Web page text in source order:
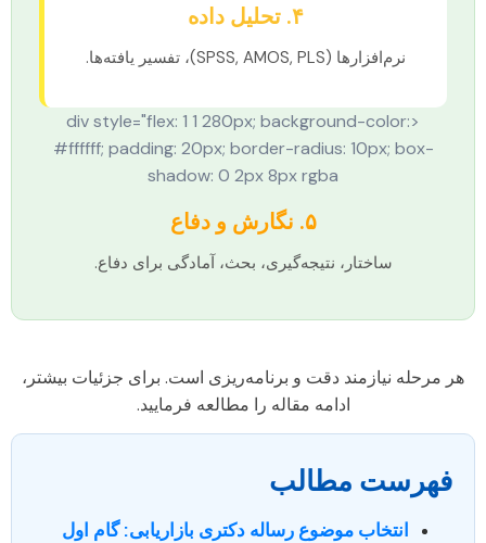
۴. تحلیل داده
نرم‌افزارها (SPSS, AMOS, PLS)، تفسیر یافته‌ها.
<div style="flex: 1 1 280px; background-color:
#ffffff; padding: 20px; border-radius: 10px; box-
shadow: 0 2px 8px rgba
۵. نگارش و دفاع
ساختار، نتیجه‌گیری، بحث، آمادگی برای دفاع.
هر مرحله نیازمند دقت و برنامه‌ریزی است. برای جزئیات بیشتر،
ادامه مقاله را مطالعه فرمایید.
فهرست مطالب
انتخاب موضوع رساله دکتری بازاریابی: گام اول